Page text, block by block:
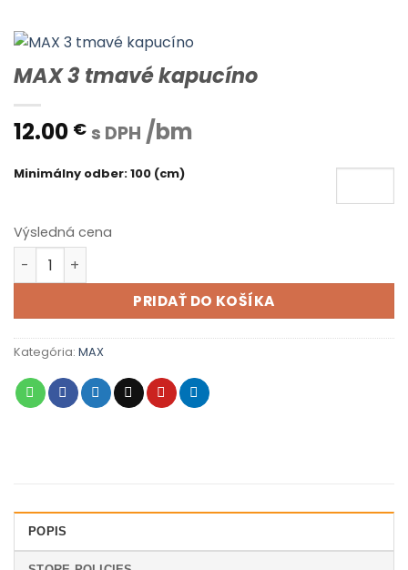
MAX 3 tmavé kapucíno
12.00 € s DPH /bm
Minimálny odber: 100 (cm)
Výsledná cena
množstvo MAX 3 tmavé kapucíno
PRIDAŤ DO KOŠÍKA
Kategória: MAX
POPIS